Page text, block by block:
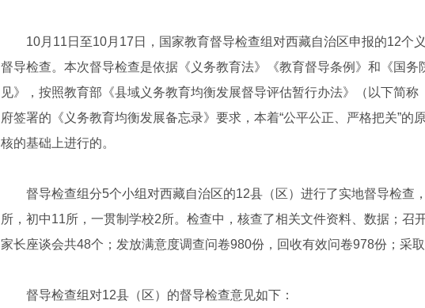
10月11日至10月17日，国家教育督导检查组对西藏自治区申报的12个
督导检查。本次督导检查是依据《义务教育法》《教育督导条例》和《国
见》，按照教育部《县域义务教育均衡发展督导评估暂行办法》（以下简
府签署的《义务教育均衡发展备忘录》要求，本着“公平公正、严格把关”的
核的基础上进行的。
督导检查组分5个小组对西藏自治区的12县（区）进行了实地督导检查
所，初中11所，一贯制学校2所。检查中，核查了相关文件资料、数据；召
家长座谈会共48个；发放满意度调查问卷980份，回收有效问卷978份；采
督导检查组对12县（区）的督导检查意见如下：